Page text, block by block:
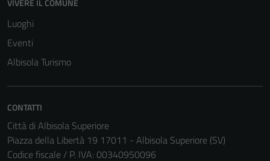
VIVERE IL COMUNE
Luoghi
Eventi
Albisola Turismo
CONTATTI
Città di Albisola Superiore
Piazza della Libertà 19 17011 - Albisola Superiore (SV)
Codice fiscale / P. IVA: 00340950096